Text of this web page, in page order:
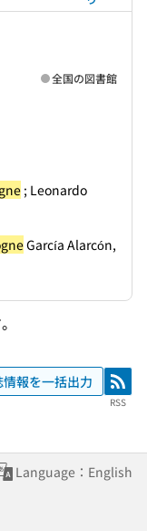
全国の図書館
; Leonardo
García Alarcón,
情報を一括出力 RSS
RSS
Language：English